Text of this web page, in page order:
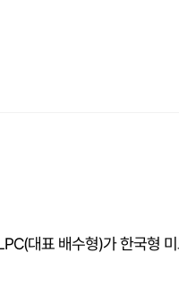
대표 배수형)가 한국형